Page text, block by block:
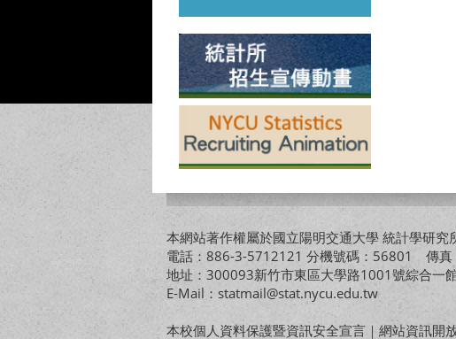
本網站著作權屬於國立陽明交通大學 統計學研
電話：886-3-5712121 分機號碼：56801 傳
地址：300093新竹市東區大學路1001號綜合一
E-Mail：statmail@stat.nycu.edu.tw
本校個人資料保護暨資訊安全宣言 ｜ 網站資訊開